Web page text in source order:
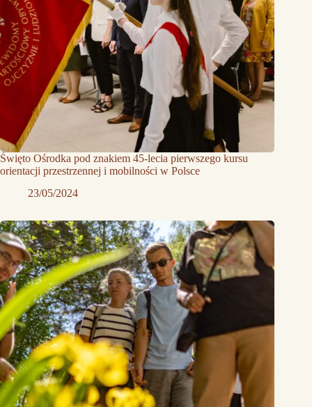
Święto Ośrodka pod znakiem 45-lecia pierwszego kursu
orientacji przestrzennej i mobilności w Polsce
23/05/2024